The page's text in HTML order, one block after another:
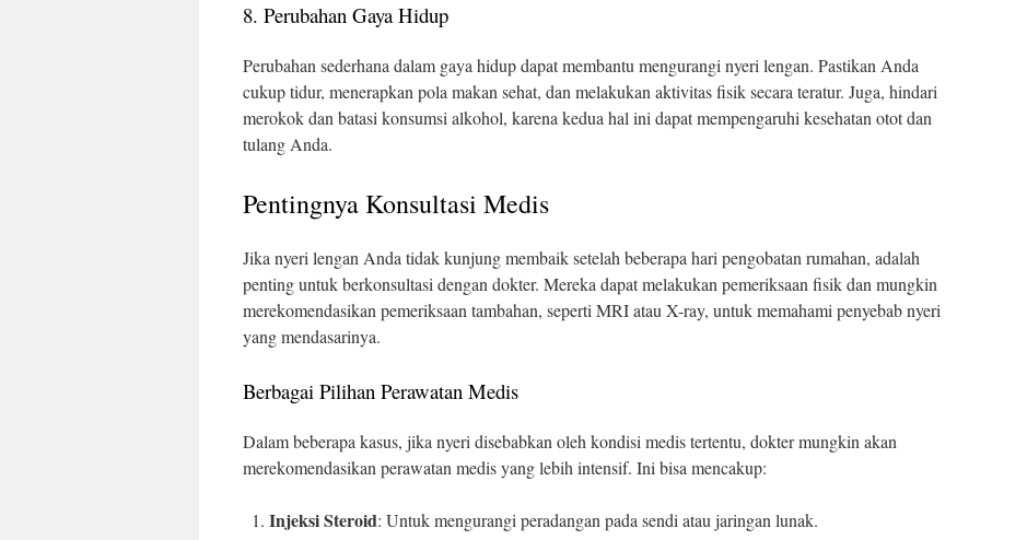
8. Perubahan Gaya Hidup
Perubahan sederhana dalam gaya hidup dapat membantu mengurangi nyeri lengan. Pastikan Anda
cukup tidur, menerapkan pola makan sehat, dan melakukan aktivitas fisik secara teratur. Juga, hindari
merokok dan batasi konsumsi alkohol, karena kedua hal ini dapat mempengaruhi kesehatan otot dan
tulang Anda.
Pentingnya Konsultasi Medis
Jika nyeri lengan Anda tidak kunjung membaik setelah beberapa hari pengobatan rumahan, adalah
penting untuk berkonsultasi dengan dokter. Mereka dapat melakukan pemeriksaan fisik dan mungkin
merekomendasikan pemeriksaan tambahan, seperti MRI atau X-ray, untuk memahami penyebab nyeri
yang mendasarinya.
Berbagai Pilihan Perawatan Medis
Dalam beberapa kasus, jika nyeri disebabkan oleh kondisi medis tertentu, dokter mungkin akan
merekomendasikan perawatan medis yang lebih intensif. Ini bisa mencakup:
Injeksi Steroid: Untuk mengurangi peradangan pada sendi atau jaringan lunak.